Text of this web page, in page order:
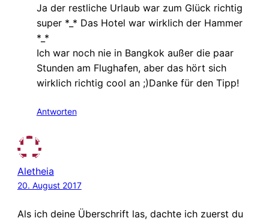
Ja der restliche Urlaub war zum Glück richtig
super *_* Das Hotel war wirklich der Hammer
*_*
Ich war noch nie in Bangkok außer die paar
Stunden am Flughafen, aber das hört sich
wirklich richtig cool an ;)Danke für den Tipp!
Antworten
Aletheia
20. August 2017
Als ich deine Überschrift las, dachte ich zuerst du